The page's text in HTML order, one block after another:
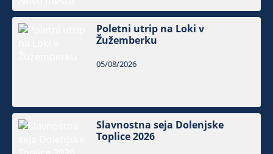
Poletni utrip na Loki v
Žužemberku
05/08/2026
Slavnostna seja Dolenjske
Toplice 2026